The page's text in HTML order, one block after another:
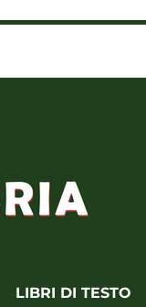
LIBRI DI TESTO